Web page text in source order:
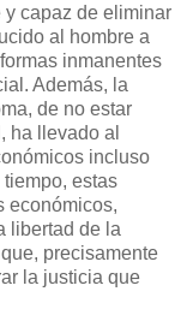
capaz de eliminar
al hombre a
inmanentes
Además, la
de no estar
ha llevado al
incluso
estas
económicos,
libertad de la
precisamente
la justicia que